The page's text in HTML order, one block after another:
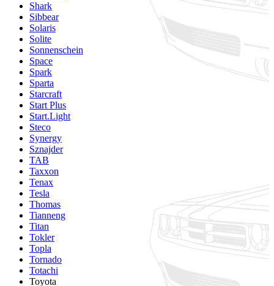
Shark
Sibbear
Solaris
Solite
Sonnenschein
Space
Spark
Sparta
Starcraft
Start Plus
Start.Light
Steco
Synergy
Sznajder
TAB
Taxxon
Tenax
Tesla
Thomas
Tianneng
Titan
Tokler
Topla
Tornado
Totachi
Toyota